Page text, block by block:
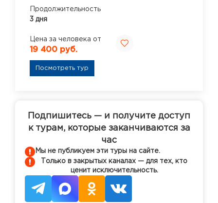
Продолжительность
3 дня
Цена за человека от
19 400 руб.
Посмотреть тур
Подпишитесь — и получите доступ
к турам, которые заканчиваются за
час
Мы не публикуем эти туры на сайте.
Только в закрытых каналах — для тех, кто
ценит исключительность.